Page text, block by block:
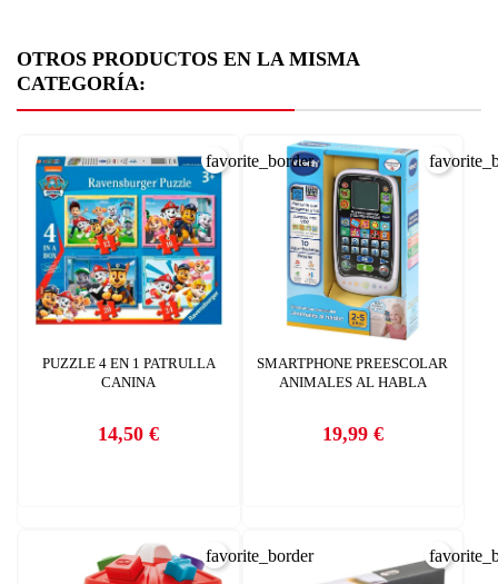
OTROS PRODUCTOS EN LA MISMA
CATEGORÍA:
PUZZLE 4 EN 1 PATRULLA
CANINA
Precio
14,50 €
favorite_border
SMARTPHONE PREESCOLAR
ANIMALES AL HABLA
Precio
19,99 €
favorite_border